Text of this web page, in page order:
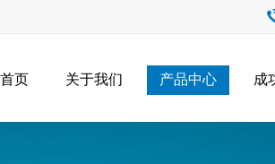
页 关于我们 产品中心 成